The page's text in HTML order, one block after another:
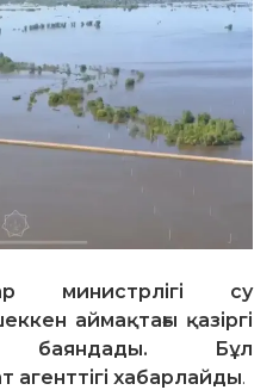
министрлігі су
аймақтағы қазіргі
баяндады. Бұл
агенттігі хабарлайды.